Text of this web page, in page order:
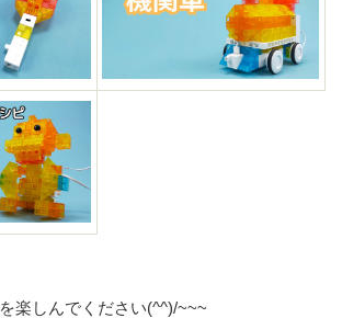
を楽しんでください(^^)/~~~